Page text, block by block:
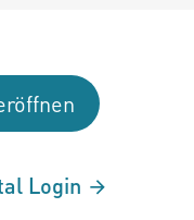
Login